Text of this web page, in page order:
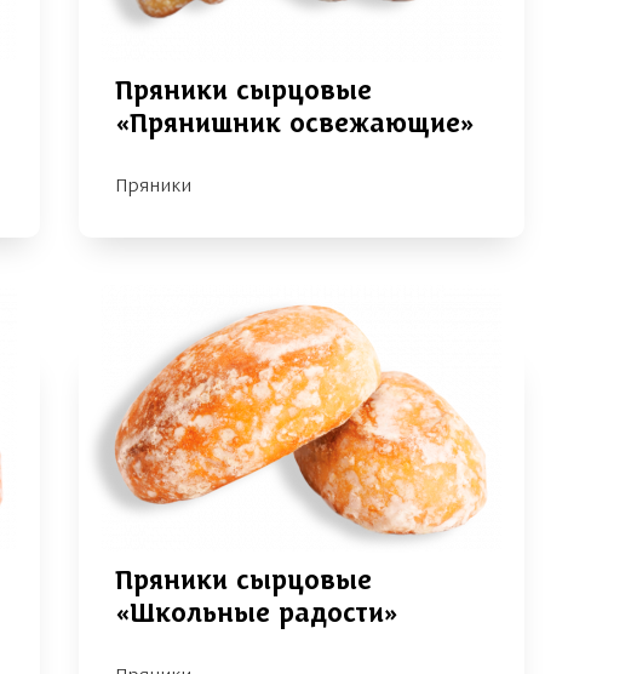
Пряники сырцовые
«Прянишник освежающие»
Пряники
Пряники сырцовые
«Школьные радости»